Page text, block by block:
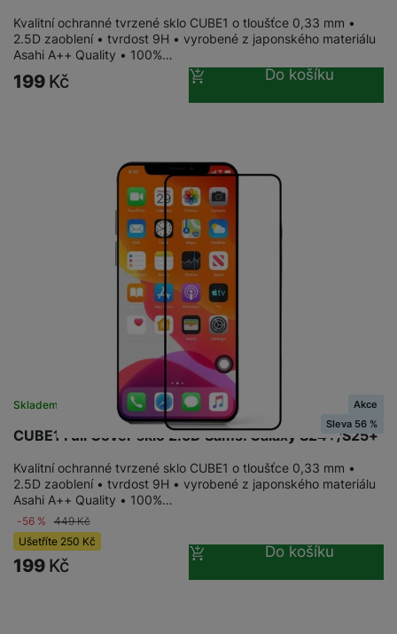
Kvalitní ochranné tvrzené sklo CUBE1 o tloušťce 0,33 mm •
2.5D zaoblení • tvrdost 9H • vyrobené z japonského materiálu
Asahi A++ Quality • 100%…
199 Kč Do košíku
CUBE1 Full Cover sklo 2.5D Sams. Galaxy S24+/S25+
Skladem na prodejně na 10 prodejnách
Akce
Sleva 56 %
Kvalitní ochranné tvrzené sklo CUBE1 o tloušťce 0,33 mm •
2.5D zaoblení • tvrdost 9H • vyrobené z japonského materiálu
Asahi A++ Quality • 100%…
-56 % 449Kč
Ušetříte 250 Kč
199 Kč
Do košíku